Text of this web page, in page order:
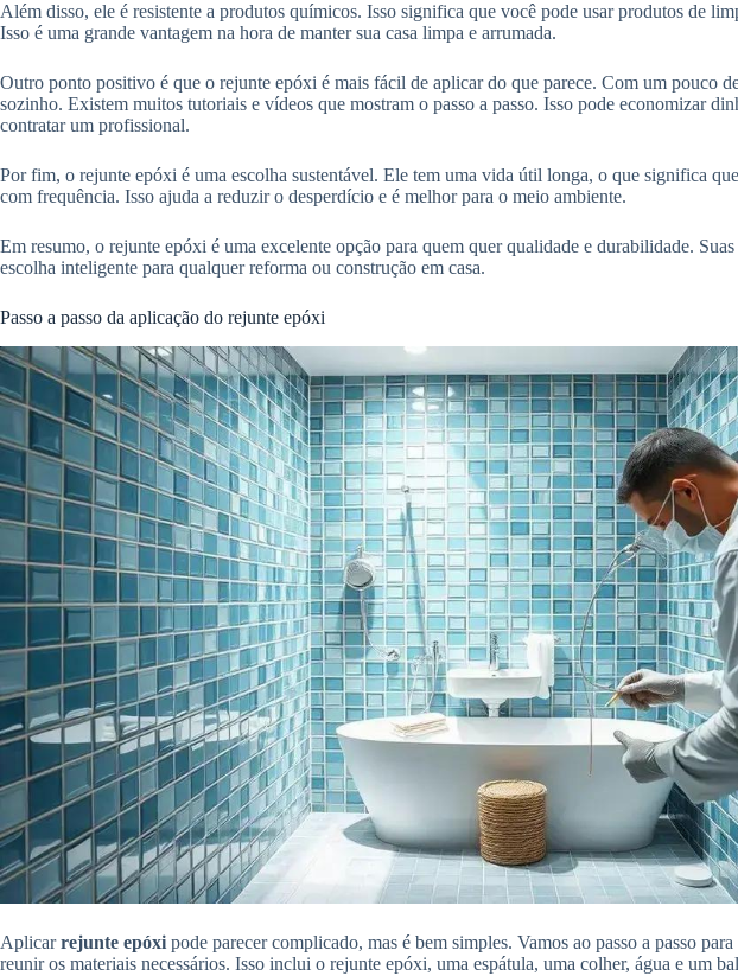
Além disso, ele é resistente a produtos químicos. Isso significa que você pode usar produtos de
Isso é uma grande vantagem na hora de manter sua casa limpa e arrumada.
Outro ponto positivo é que o rejunte epóxi é mais fácil de aplicar do que parece. Com um pouco
sozinho. Existem muitos tutoriais e vídeos que mostram o passo a passo. Isso pode economizar
contratar um profissional.
Por fim, o rejunte epóxi é uma escolha sustentável. Ele tem uma vida útil longa, o que significa
com frequência. Isso ajuda a reduzir o desperdício e é melhor para o meio ambiente.
Em resumo, o rejunte epóxi é uma excelente opção para quem quer qualidade e durabilidade.
escolha inteligente para qualquer reforma ou construção em casa.
Passo a passo da aplicação do rejunte epóxi
Aplicarrejunte epóxi pode parecer complicado, mas é bem simples. Vamos ao passo a passo
reunir os materiais necessários. Isso inclui o rejunte epóxi, uma espátula, uma colher, água e um